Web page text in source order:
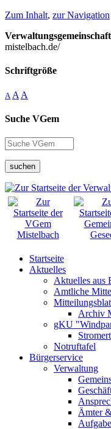
Zum Inhalt, zur Navigation
mistelbach.de/
Schriftgröße
A A A
Suche VGem
suchen
Startseite
Aktuelles
Aktuelles aus
Amtliche
Archiv
gKU
Notruftafel
Bürgerservice
Verwaltung
Ämter